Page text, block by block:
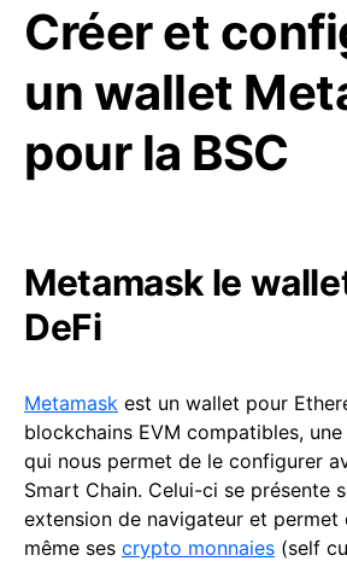
Créer et
un wallet
pour la BSC
Metamask le
DeFi
Metamask est un wallet pour
blockchains EVM compatibles,
qui nous permet de le configurer
Smart Chain. Celui-ci se présente
extension de navigateur et
même ses crypto monnaies (self